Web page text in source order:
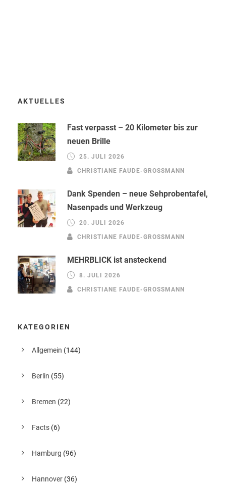
AKTUELLES
Fast verpasst – 20 Kilometer bis zur
neuen Brille
25. JULI 2026
CHRISTIANE FAUDE-GROSSMANN
Dank Spenden – neue Sehprobentafel,
Nasenpads und Werkzeug
20. JULI 2026
CHRISTIANE FAUDE-GROSSMANN
MEHRBLICK ist ansteckend
8. JULI 2026
CHRISTIANE FAUDE-GROSSMANN
KATEGORIEN
Allgemein (144)
Berlin (55)
Bremen (22)
Facts (6)
Hamburg (96)
Hannover (36)